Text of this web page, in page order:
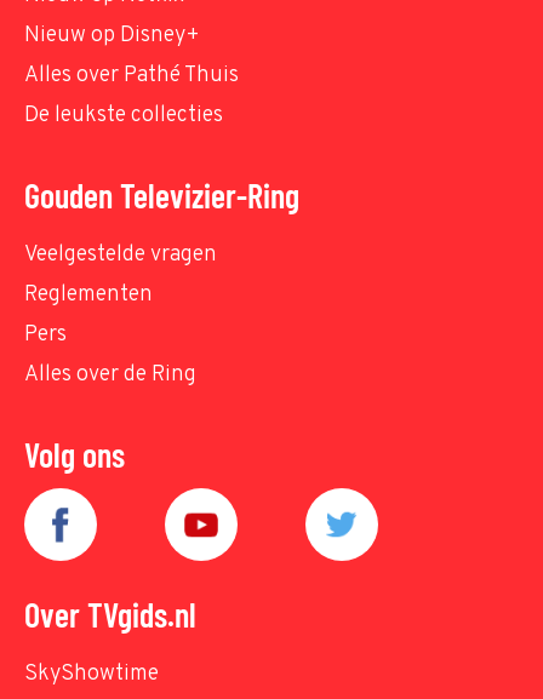
Nieuw op Disney+
Alles over Pathé Thuis
De leukste collecties
Gouden Televizier-Ring
Veelgestelde vragen
Reglementen
Pers
Alles over de Ring
Volg ons
Over TVgids.nl
SkyShowtime